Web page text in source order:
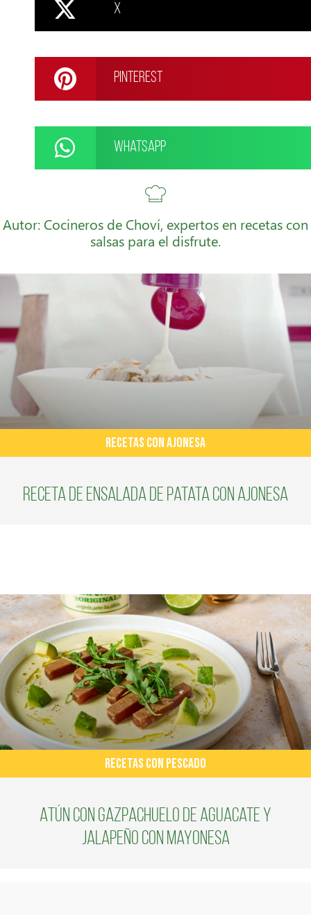
X
Pinterest
WhatsApp
Autor: Cocineros de Choví, expertos en recetas con
salsas para el disfrute.
RECETAS CON AJONESA
Receta de ensalada de patata con Ajonesa
RECETAS CON PESCADO
Atún con gazpachuelo de aguacate y
jalapeño con mayonesa